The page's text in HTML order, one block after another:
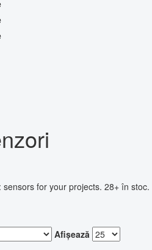
: sensors for your projects. 28+ în stoc.
Afișează